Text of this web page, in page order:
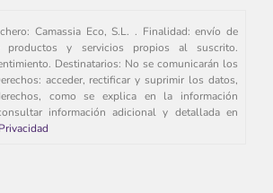
Camassia Eco, S.L. . Finalidad: envío de
productos y servicios propios al suscrito.
Destinatarios: No se comunicarán los
acceder, rectificar y suprimir los datos,
como se explica en la información
información adicional y detallada en